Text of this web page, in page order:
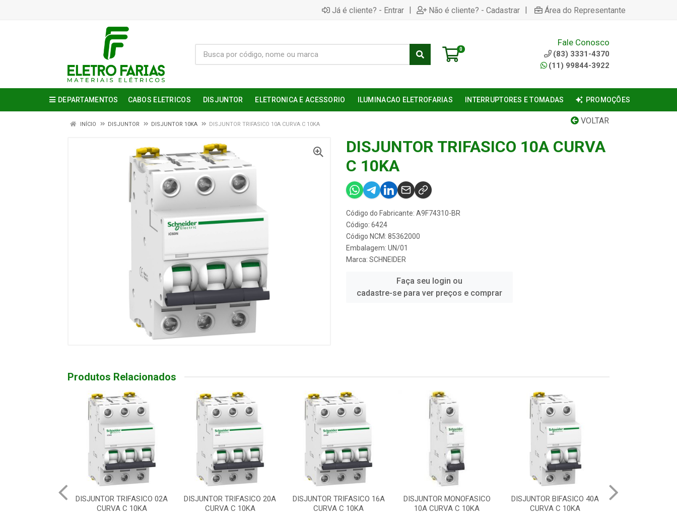
Já é cliente? - Entrar | Não é cliente? - Cadastrar | Área do Representante
0
Fale Conosco
(83) 3331-4370
(11) 99844-3922
DEPARTAMENTOS CABOS ELETRICOS DISJUNTOR ELETRONICA E ACESSORIO ILUMINACAO ELETROFARIAS INTERRUPTORES E TOMADAS PROMOÇÕES
VOLTAR
INÍCIO DISJUNTOR DISJUNTOR 10KA DISJUNTOR TRIFASICO 10A CURVA C 10KA
DISJUNTOR TRIFASICO 10A CURVA
C 10KA
Código do Fabricante: A9F74310-BR
Código: 6424
Código NCM: 85362000
Embalagem: UN/01
Marca: SCHNEIDER
Faça seu login ou
cadastre-se para ver preços e comprar
Produtos Relacionados
TRIFASICO 02A
DISJUNTOR TRIFASICO 20A
CURVA C 10KA
DISJUNTOR TRIFASICO 16A
CURVA C 10KA
DISJUNTOR MONOFASICO
10A CURVA C 10KA
DISJUNTOR BIFASICO 40A
CURVA C 10KA
DISJUNTOR MONOFASICO
32A CURVA C 10KA